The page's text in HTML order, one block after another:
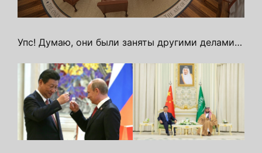
Упс! Думаю, они были заняты другими делами…